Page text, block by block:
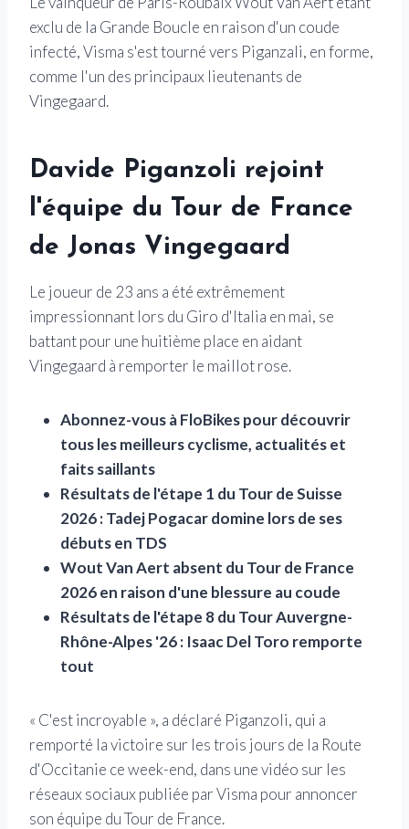
exclu de la Grande Boucle en raison d'un coude
infecté, Visma s'est tourné vers Piganzali, en forme,
comme l'un des principaux lieutenants de
Vingegaard.
Davide Piganzoli rejoint
l'équipe du Tour de France
de Jonas Vingegaard
Le joueur de 23 ans a été extrêmement
impressionnant lors du Giro d'Italia en mai, se
battant pour une huitième place en aidant
Vingegaard à remporter le maillot rose.
Abonnez-vous à FloBikes pour découvrir
tous les meilleurs cyclisme, actualités et
faits saillants
Résultats de l'étape 1 du Tour de Suisse
2026 : Tadej Pogacar domine lors de ses
débuts en TDS
Wout Van Aert absent du Tour de France
2026 en raison d'une blessure au coude
Résultats de l'étape 8 du Tour Auvergne-
Rhône-Alpes '26 : Isaac Del Toro remporte
tout
« C'est incroyable », a déclaré Piganzoli, qui a
remporté la victoire sur les trois jours de la Route
d'Occitanie ce week-end, dans une vidéo sur les
réseaux sociaux publiée par Visma pour annoncer
son équipe du Tour de France.